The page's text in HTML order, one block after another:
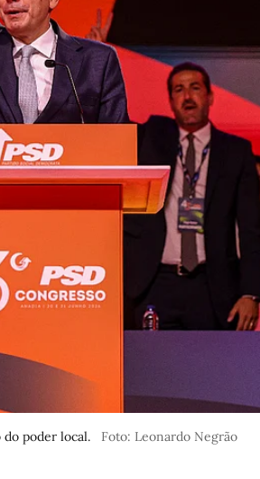
do poder local. Foto: Leonardo Negrão